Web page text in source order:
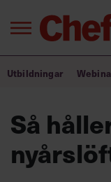
Bra
Innehåll
Utbildningar
Så